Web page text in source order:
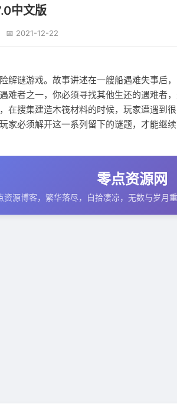
中文版
📅 2021-12-22
解谜游戏。故事讲述在一艘船遇难失事后
难者之一，你必须寻找其他生还的遇难者
在搜集建造木筏材料的时候，玩家遭遇到
家必须解开这一系列留下的谜题，才能继续